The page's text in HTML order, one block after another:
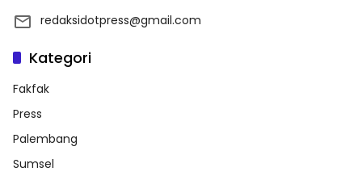
redaksidotpress@gmail.com
Kategori
Fakfak
Press
Palembang
Sumsel